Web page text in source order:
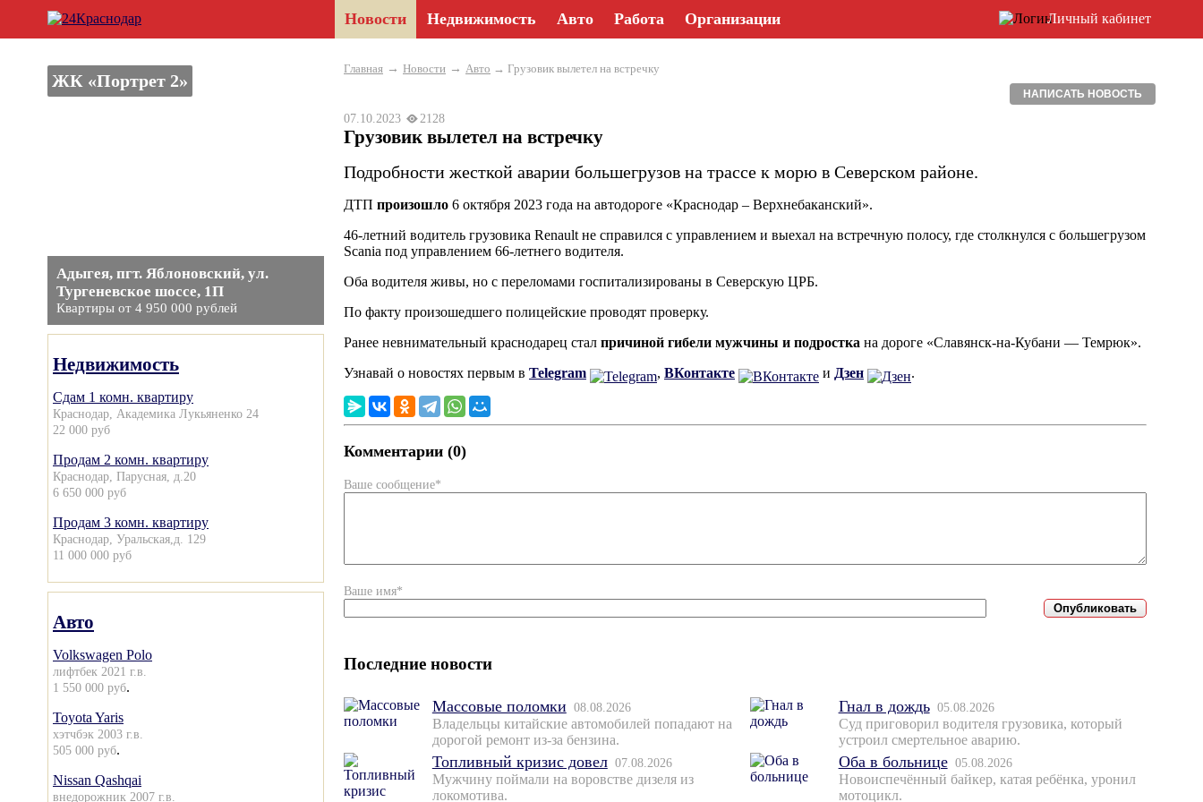
Новости Недвижимость Авто Работа Организации Личный кабинет
ЖК «Портрет 2»
Адыгея, пгт. Яблоновский, ул.
Тургеневское шоссе, 1П
Квартиры от 4 950 000 рублей
Недвижимость
Сдам 1 комн. квартиру
Краснодар, Академика Лукьяненко 24
22 000 руб
Продам 2 комн. квартиру
Краснодар, Парусная, д.20
6 650 000 руб
Продам 3 комн. квартиру
Краснодар, Уральская,д. 129
11 000 000 руб
Авто
Volkswagen Polo
лифтбек 2021 г.в.
1 550 000 руб.
Toyota Yaris
хэтчбэк 2003 г.в.
505 000 руб.
Nissan Qashqai
внедорожник 2007 г.в.
Главная → Новости → Авто → Грузовик вылетел на встречку
НАПИСАТЬ НОВОСТЬ
07.10.2023 2128
Грузовик вылетел на встречку
Подробности жесткой аварии большегрузов на трассе к морю в Северском районе.
ДТП произошло 6 октября 2023 года на автодороге «Краснодар – Верхнебаканский».
46-летний водитель грузовика Renault не справился с управлением и выехал на встречную полосу, где столкнулся с большегрузом
Scania под управлением 66-летнего водителя.
Оба водителя живы, но с переломами госпитализированы в Северскую ЦРБ.
По факту произошедшего полицейские проводят проверку.
Ранее невнимательный краснодарец стал причиной гибели мужчины и подростка на дороге «Славянск-на-Кубани — Темрюк».
Узнавай о новостях первым в Telegram , ВКонтакте и Дзен .
Комментарии (0)
Ваше сообщение*
Ваше имя*
Последние новости
Массовые поломки 08.08.2026
Владельцы китайские автомобилей попадают на
дорогой ремонт из-за бензина.
Топливный кризис довел 07.08.2026
Мужчину поймали на воровстве дизеля из
локомотива.
Гнал в дождь 05.08.2026
Суд приговорил водителя грузовика, который
устроил смертельное аварию.
Оба в больнице 05.08.2026
Новоиспечённый байкер, катая ребёнка, уронил
мотоцикл.